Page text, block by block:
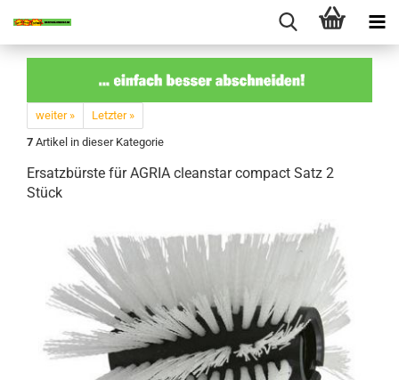
weiter »
Letzter »
7 Artikel in dieser Kategorie
Er­satz­bürs­te für AGRIA cle­an­star com­pact Satz 2
Stück